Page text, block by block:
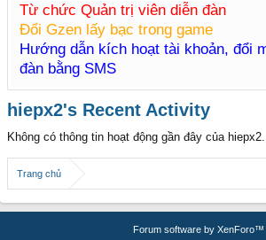
Từ chức Quản trị viên diễn đàn
Đổi Gzen lấy bạc trong game
Hướng dẫn kích hoạt tài khoản, đổi
đàn bằng SMS
hiepx2's Recent Activity
Không có thông tin hoạt động gần đây của hiepx2.
Trang chủ
Forum software by XenForo™